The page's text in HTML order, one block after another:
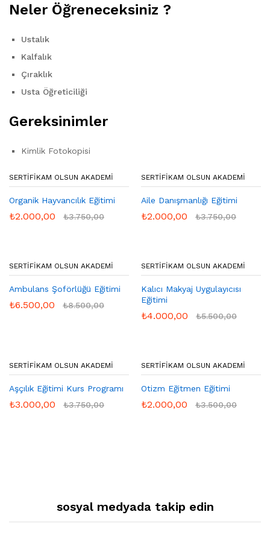
Neler Öğreneceksiniz ?
Ustalık
Kalfalık
Çıraklık
Usta Öğreticiliği
Gereksinimler
Kimlik Fotokopisi
SERTIFIKAM OLSUN AKADEMI
Organik Hayvancılık Eğitimi
₺2.000,00 ₺3.750,00
SERTIFIKAM OLSUN AKADEMI
Aile Danışmanlığı Eğitimi
₺2.000,00 ₺3.750,00
SERTIFIKAM OLSUN AKADEMI
Ambulans Şoförlüğü Eğitimi
₺6.500,00 ₺8.500,00
SERTIFIKAM OLSUN AKADEMI
Kalıcı Makyaj Uygulayıcısı
Eğitimi
₺4.000,00 ₺5.500,00
SERTIFIKAM OLSUN AKADEMI
Aşçılık Eğitimi Kurs Programı
₺3.000,00 ₺3.750,00
SERTIFIKAM OLSUN AKADEMI
Otizm Eğitmen Eğitimi
₺2.000,00 ₺3.500,00
sosyal medyada takip edin